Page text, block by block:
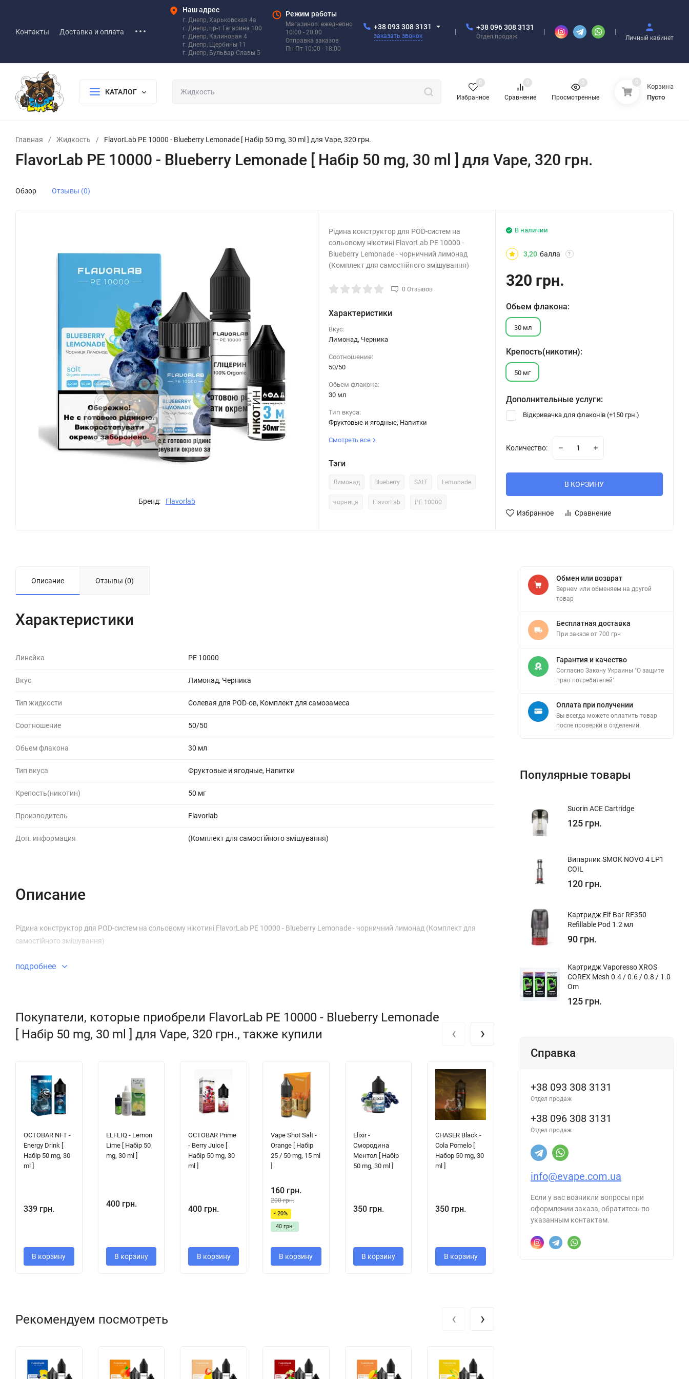
Контакты Доставка и оплата
Наш адрес
г. Днепр, Харьковская 4а
г. Днепр, пр-т Гагарина 100
г. Днепр, Калиновая 4
г. Днепр, Щербины 11
г. Днепр, Бульвар Славы 5
Режим работы
Магазинов: ежедневно
10:00 - 20:00
Отправка заказов
Пн-Пт 10:00 - 18:00
+38 093 308 3131
заказать звонок
+38 096 308 3131
Отдел продаж Личный кабинет
КАТАЛОГ
Избранное
0
Сравнение
0
Просмотренные
0 0
Корзина
Пусто
Главная / Жидкость / FlavorLab PE 10000 - Blueberry Lemonade [ Набір 50 mg, 30 ml ] для Vape, 320 грн.
FlavorLab PE 10000 - Blueberry Lemonade [ Набір 50 mg, 30 ml ] для Vape, 320 грн.
Обзор Отзывы (0)
Бренд: Flavorlab
Рідина конструктор для POD-систем на
сольовому нікотині FlavorLab PE 10000 -
Blueberry Lemonade - чорничний лимонад
(Комплект для самостійного змішування)
0 Отзывов
Характеристики
Вкус:
Лимонад, Черника
Соотношение:
50/50
Обьем флакона:
30 мл
Тип вкуса:
Фруктовые и ягодные, Напитки
Смотреть все
Тэги
Лимонад Blueberry SALT Lemonade
чорниця FlavorLab PE 10000
В наличии
3,20 балла ?
320 грн.
Обьем флакона:
30 мл
Крепость(никотин):
50 мг
Дополнительные услуги:
Відкривачка для флаконів (+150 грн.)
Количество:
В КОРЗИНУ
Избранное Сравнение
Описание Отзывы (0)
Характеристики
Линейка PE 10000
Вкус Лимонад, Черника
Тип жидкости Солевая для POD-ов, Комплект для самозамеса
Соотношение 50/50
Обьем флакона 30 мл
Тип вкуса Фруктовые и ягодные, Напитки
Крепость(никотин) 50 мг
Производитель Flavorlab
Доп. информация (Комплект для самостійного змішування)
Описание
Рідина конструктор для POD-систем на сольовому нікотині FlavorLab PE 10000 - Blueberry Lemonade - чорничний лимонад (Комплект для
самостійного змішування)
подробнее
Покупатели, которые приобрели FlavorLab PE 10000 - Blueberry Lemonade
[ Набір 50 mg, 30 ml ] для Vape, 320 грн., также купили
OCTOBAR NFT -
Energy Drink [
Набір 50 mg, 30
ml ]
339 грн.
В корзину
ELFLIQ - Lemon
Lime [ Набір 50
mg, 30 ml ]
400 грн.
В корзину
OCTOBAR Prime
- Berry Juice [
Набір 50 mg, 30
ml ]
400 грн.
В корзину
Vape Shot Salt -
Orange [ Набір
25 / 50 mg, 15 ml
]
160 грн.
200 грн.
- 20%
40 грн.
В корзину
Elixir -
Смородина
Ментол [ Набір
50 mg, 30 ml ]
350 грн.
В корзину
CHASER Black -
Cola Pomelo [
Набор 50 mg, 30
ml ]
350 грн.
В корзину
Chaser For Pods
- Жовта Малина
[ Набір 50 mg, 30
350 грн.
ml ]
160 грн.
200 грн.
- 20%
‹ ›
Рекомендуем посмотреть ‹ ›
Обмен или возврат
Вернем или обменяем на другой
товар
Бесплатная доставка
При заказе от 700 грн
Гарантия и качество
Согласно Закону Украины "О защите
прав потребителей"
Оплата при получении
Вы всегда можете оплатить товар
после проверки в отделении.
Популярные товары
Suorin ACE Cartridge
125 грн.
Випарник SMOK NOVO 4 LP1
COIL
120 грн.
Картридж Elf Bar RF350
Refillable Pod 1.2 мл
90 грн.
Картридж Vaporesso XROS
COREX Mesh 0.4 / 0.6 / 0.8 / 1.0
Om
125 грн.
Справка
+38 093 308 3131
Отдел продаж
+38 096 308 3131
Отдел продаж
info@evape.com.ua
Если у вас возникли вопросы при
оформлении заказа, обратитесь по
указанным контактам.